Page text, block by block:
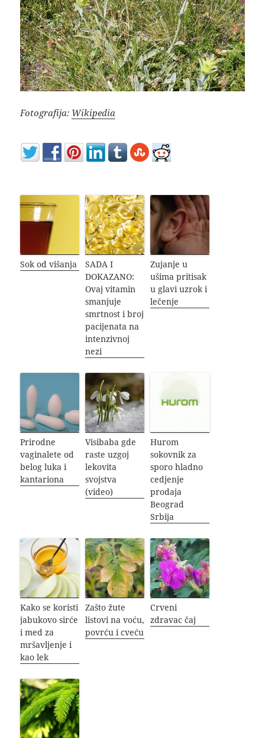
Fotografija: Wikipedia
Sok od višanja
SADA I
DOKAZANO:
Ovaj vitamin
smanjuje
smrtnost i broj
pacijenata na
intenzivnoj
nezi
Zujanje u
ušima pritisak
u glavi uzrok i
lečenje
Prirodne
vaginalete od
belog luka i
kantariona
Visibaba gde
raste uzgoj
lekovita
svojstva
(video)
Hurom
sokovnik za
sporo hladno
cedjenje
prodaja
Beograd
Srbija
Kako se koristi
jabukovo sirće
i med za
mršavljenje i
kao lek
Zašto žute
listovi na voću,
povrću i cveću
Crveni
zdravac čaj